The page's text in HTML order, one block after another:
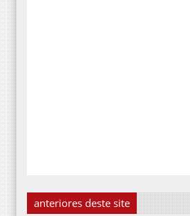
anteriores deste site